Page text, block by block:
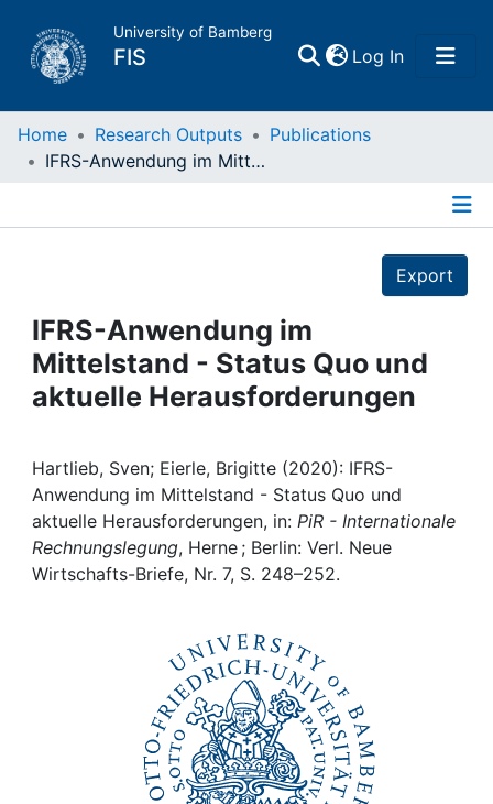
University of Bamberg
FIS Log In(current)
Home
Projects
People
Awards
My FIS
Home Research Outputs
Publications
IFRS-Anwendung im Mittelstand - Status Quo und aktuelle Herausforderungen
Export
IFRS-Anwendung im
Mittelstand - Status Quo und
aktuelle Herausforderungen
Hartlieb, Sven; Eierle, Brigitte (2020): IFRS-
Anwendung im Mittelstand - Status Quo und
aktuelle Herausforderungen, in: PiR - Internationale
Rechnungslegung, Herne ; Berlin: Verl. Neue
Wirtschafts-Briefe, Nr. 7, S. 248–252.